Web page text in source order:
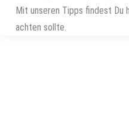
Mit unseren Tipps findest Du
achten sollte.